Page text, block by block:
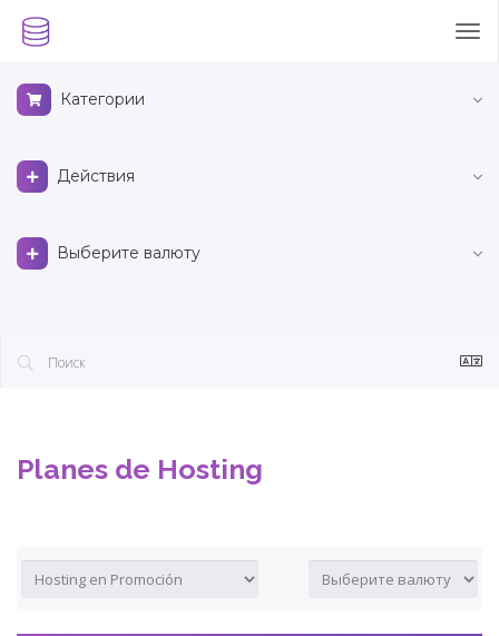
Категории
Действия
Выберите валюту
Planes de Hosting